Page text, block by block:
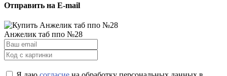
Отправить на E-mail
Анжелик таб ппо №28